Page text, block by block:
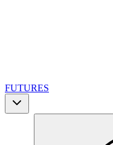
FUTURES